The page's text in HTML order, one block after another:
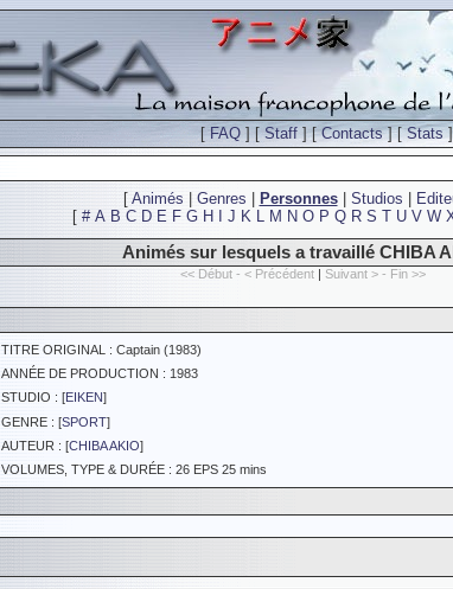
[FAQ ] [Staff ] [Contacts] [Stats
[ Animés Genres Personnes| Studios
[ # A B C D E F G H J K L M N O P Q R S T U V W
Animés sur lesquels a travaillé CHIBA
<< Début - < Précédent | Suivant > - Fin >>
TITRE ORIGINAL : Captain (1983)
ANNÉE DE PRODUCTION : 1983
STUDIO : [EIKEN]
GENRE : [SPORT]
AUTEUR : [CHIBA AKIO]
VOLUMES, TYPE & DURÉE : 26 EPS 25 mins